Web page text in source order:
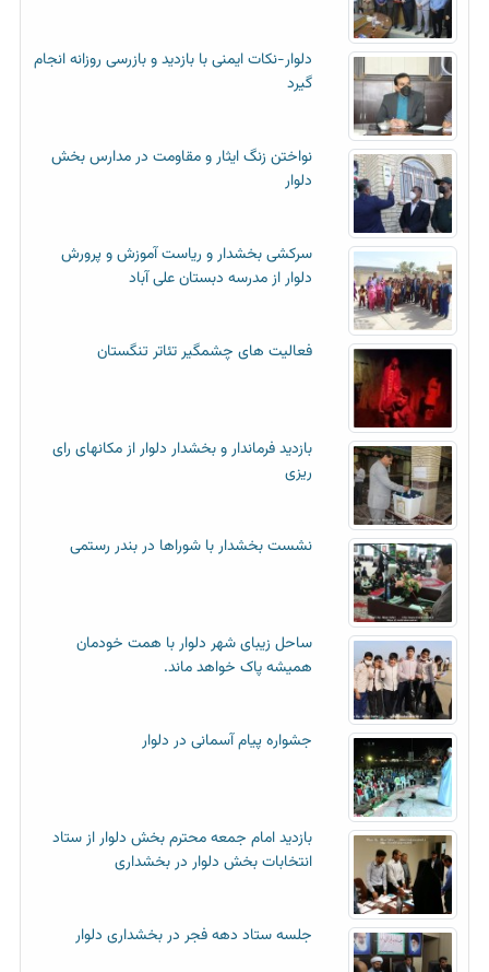
دلوار-نکات ایمنی با بازدید و بازرسی روزانه انجام
گیرد
نواختن زنگ ایثار و مقاومت در مدارس بخش
دلوار
سرکشی بخشدار و ریاست آموزش و پرورش
دلوار از مدرسه دبستان علی آباد
فعالیت های چشمگیر تئاتر تنگستان
بازدید فرماندار و بخشدار دلوار از مکانهای رای
ریزی
نشست بخشدار با شوراها در بندر رستمی
ساحل زیبای شهر دلوار با همت خودمان
همیشه پاک خواهد ماند.
جشواره پیام آسمانی در دلوار
بازدید امام جمعه محترم بخش دلوار از ستاد
انتخابات بخش دلوار در بخشداری
جلسه ستاد دهه فجر در بخشداری دلوار